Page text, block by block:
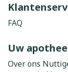
FAQ
Uw
Over ons